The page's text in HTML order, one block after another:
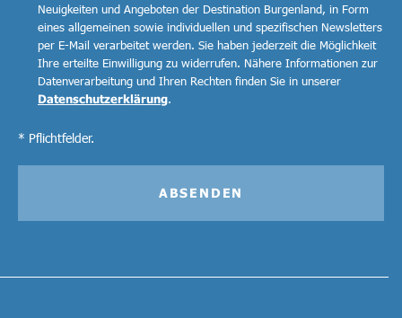
Neuigkeiten und Angeboten der Destination Burgenland, in Form
eines allgemeinen sowie individuellen und spezifischen Newsletters
per E-Mail verarbeitet werden. Sie haben jederzeit die Möglichkeit
Ihre erteilte Einwilligung zu widerrufen. Nähere Informationen zur
Datenverarbeitung und Ihren Rechten finden Sie in unserer
Datenschutzerklärung.
* Pflichtfelder.
ABSENDEN